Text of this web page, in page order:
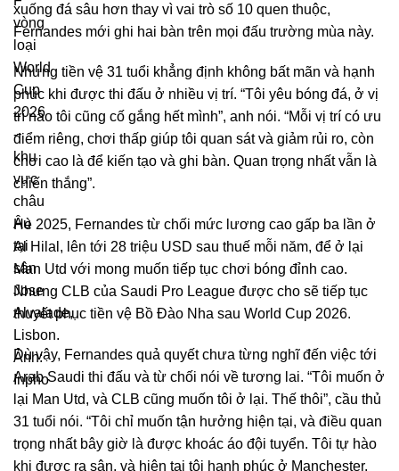
xuống đá sâu hơn thay vì vai trò số 10 quen thuộc,
Fernandes mới ghi hai bàn trên mọi đấu trường mùa này.
Nhưng tiền vệ 31 tuổi khẳng định không bất mãn và hạnh
phúc khi được thi đấu ở nhiều vị trí. “Tôi yêu bóng đá, ở vị
trí nào tôi cũng cố gắng hết mình”, anh nói. “Mỗi vị trí có ưu
điểm riêng, chơi thấp giúp tôi quan sát và giảm rủi ro, còn
chơi cao là để kiến tạo và ghi bàn. Quan trọng nhất vẫn là
chiến thắng”.
Hè 2025, Fernandes từ chối mức lương cao gấp ba lần ở
Al Hilal, lên tới 28 triệu USD sau thuế mỗi năm, để ở lại
Man Utd với mong muốn tiếp tục chơi bóng đỉnh cao.
Nhưng CLB của Saudi Pro League được cho sẽ tiếp tục
thuyết phục tiền vệ Bồ Đào Nha sau World Cup 2026.
Dù vậy, Fernandes quả quyết chưa từng nghĩ đến việc tới
Arab Saudi thi đấu và từ chối nói về tương lai. “Tôi muốn ở
lại Man Utd, và CLB cũng muốn tôi ở lại. Thế thôi”, cầu thủ
31 tuổi nói. “Tôi chỉ muốn tận hưởng hiện tại, và điều quan
trọng nhất bây giờ là được khoác áo đội tuyển. Tôi tự hào
khi được ra sân, và hiện tại tôi hạnh phúc ở Manchester.